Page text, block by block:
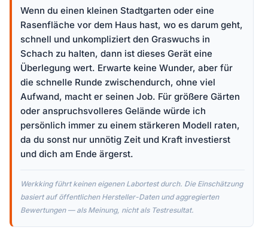
Wenn du einen kleinen Stadtgarten oder eine
Rasenfläche vor dem Haus hast, wo es darum geht,
schnell und unkompliziert den Graswuchs in
Schach zu halten, dann ist dieses Gerät eine
Überlegung wert. Erwarte keine Wunder, aber für
die schnelle Runde zwischendurch, ohne viel
Aufwand, macht er seinen Job. Für größere Gärten
oder anspruchsvolleres Gelände würde ich
persönlich immer zu einem stärkeren Modell raten,
da du sonst nur unnötig Zeit und Kraft investierst
und dich am Ende ärgerst.
Werkking führt keinen eigenen Labortest durch. Die Einschätzung
basiert auf öffentlichen Hersteller-Daten und aggregierten
Bewertungen — als Meinung, nicht als Testresultat.